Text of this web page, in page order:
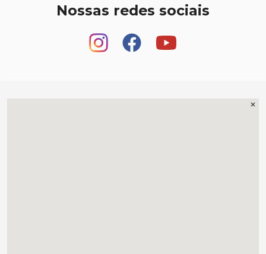
Nossas redes sociais